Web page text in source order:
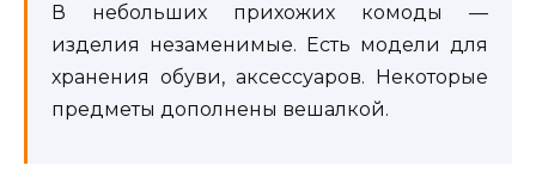
В небольших прихожих комоды —
изделия незаменимые. Есть модели для
хранения обуви, аксессуаров. Некоторые
предметы дополнены вешалкой.